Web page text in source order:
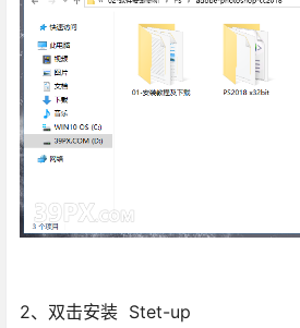
2、双击安装 Stet-up